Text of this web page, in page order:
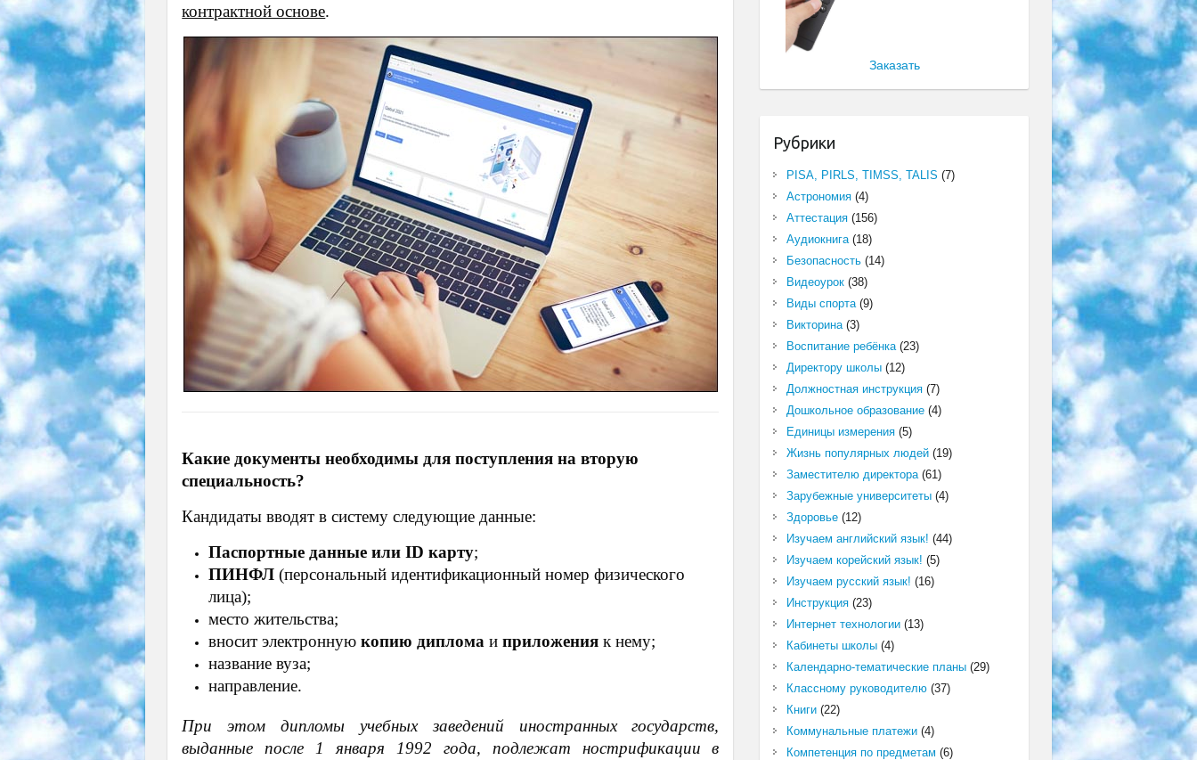
контрактной основе.
Какие документы необходимы для поступления на вторую
специальность?
Кандидаты вводят в систему следующие данные:
Паспортные данные или ID карту;
ПИНФЛ (персональный идентификационный номер физического
лица);
место жительства;
вносит электроннуюкопию диплома иприложения к нему;
название вуза;
направление.
При этом дипломы учебных заведений иностранных государств,
выданные после 1 января 1992 года, подлежат нострификации в
Заказать
Рубрики
PISA, PIRLS, TIMSS, TALIS (7)
Астрономия(4)
Аттестация(156)
Аудиокнига(18)
Безопасность(14)
Видеоурок(38)
Виды спорта(9)
Викторина(3)
Воспитание ребёнка(23)
Директору школы(12)
Должностная инструкция(7)
Дошкольное образование(4)
Единицы измерения(5)
Жизнь популярных людей(19)
Заместителю директора(61)
Зарубежные университеты(4)
Здоровье(12)
Изучаем английский язык! (44)
Изучаем корейский язык! (5)
Изучаем русский язык! (16)
Инструкция(23)
Интернет технологии(13)
Кабинеты школы(4)
Календарно-тематические планы(29)
Классному руководителю(37)
Книги(22)
Коммунальные платежи(4)
Компетенция по предметам (6)